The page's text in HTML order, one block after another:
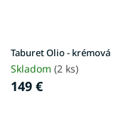
Taburet Olio - krémová
Skladom (2 ks)
149 €